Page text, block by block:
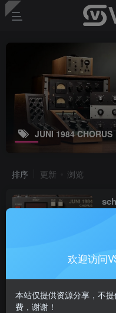
JUNI 1984 CHORUS
排序 更新 浏览
欢迎访问
本站仅提供资源分享，不
费，谢谢！